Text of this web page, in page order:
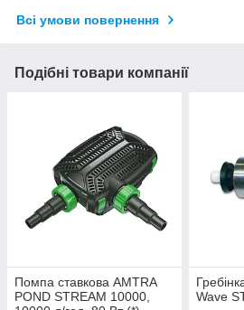
Всі умови повернення
Подібні товари компанії
Помпа ставкова AMTRA
POND STREAM 10000,
Wave